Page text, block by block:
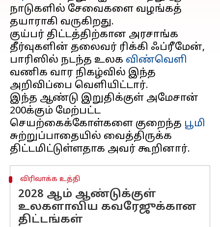
நாடுகளில் சேவைகளை வழங்கத்
தயாராகி வருகிறது.
குய்பர் திட்டத்திற்கான அரசாங்க
தீர்வுகளின் தலைவர் ரிக்கி ஃப்ரீமேன்,
பாரிஸில் நடந்த உலக விண்வெளி
வணிக வார நிகழ்வில் இந்த
அறிவிப்பை வெளியிட்டார்.
இந்த ஆண்டு இறுதிக்குள் அமேசான்
200க்கும் மேற்பட்ட
செயற்கைக்கோள்களை குறைந்த பூமி
சுற்றுப்பாதையில் வைத்திருக்க
விரிவாக்க உத்தி
2028 ஆம் ஆண்டுக்குள்
உலகளாவிய கவரேஜுக்கான
திட்டங்கள்